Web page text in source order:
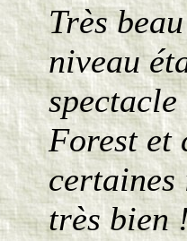
Très
niveau
Forest et
certaines
très bien